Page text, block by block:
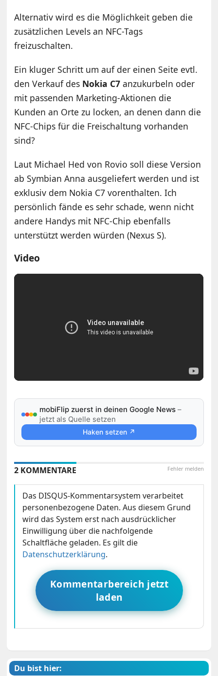
Alternativ wird es die Möglichkeit geben die
zusätzlichen Levels an NFC-Tags
freizuschalten.
Ein kluger Schritt um auf der einen Seite evtl.
den Verkauf des Nokia C7 anzukurbeln oder
mit passenden Marketing-Aktionen die
Kunden an Orte zu locken, an denen dann die
NFC-Chips für die Freischaltung vorhanden
sind?
Laut Michael Hed von Rovio soll diese Version
ab Symbian Anna ausgeliefert werden und ist
exklusiv dem Nokia C7 vorenthalten. Ich
persönlich fände es sehr schade, wenn nicht
andere Handys mit NFC-Chip ebenfalls
unterstützt werden würden (Nexus S).
Video
mobiFlip zuerst in deinen Google News –
jetzt als Quelle setzen
Haken setzen ↗
Fehler melden
2 KOMMENTARE
Das DISQUS-Kommentarsystem verarbeitet
personenbezogene Daten. Aus diesem Grund
wird das System erst nach ausdrücklicher
Einwilligung über die nachfolgende
Schaltfläche geladen. Es gilt die
Datenschutzerklärung.
Kommentarbereich jetzt
laden
Du bist hier: